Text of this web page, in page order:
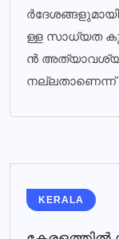
ള്ള സാ​ധ്യ​ത
ന്‍ അ​ത്യാ​വ​ശ്യ
KERALA